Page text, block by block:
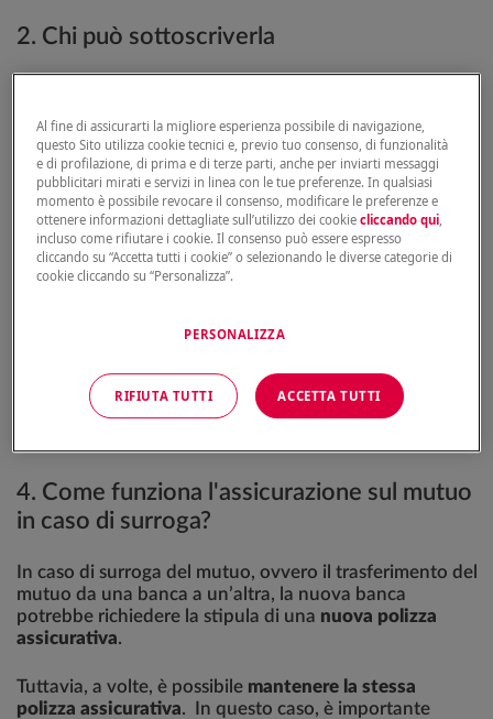
2. Chi può sottoscriverla
proprie esigenzee scegliere una polizza che offra la
copertura più adatta. Le polizze possono essere
sottoscritte sia al momento dell’accensione del mutuo
che successivamente.
3. Quando l'assicurazione sul mutuo è
obbligatoria?
L’assicurazione sul mutuo è obbligatoria in alcuni casi
sempre richiesta dalla banca
per proteggere l’immobile
da eventuali danni. Altre coperture, come la polizza
vita, sono facoltative ma fortemente consigliate per
4. Come funziona l'assicurazione sul mutuo
in caso di surroga?
In caso di surroga del mutuo, ovvero il trasferimento del
mutuo da una banca a un’altra, la nuova banca
potrebbe richiedere la stipula di una nuova polizza
assicurativa.
Tuttavia, a volte, è possibile mantenere la stessa
polizza assicurativa. In questo caso, è importante
Al fine di assicurarti la migliore esperienza possibile di navigazione,
questo Sito utilizza cookie tecnici e, previo tuo consenso, di funzionalità
e di profilazione, di prima e di terze parti, anche per inviarti messaggi
pubblicitari mirati e servizi in linea con le tue preferenze. In qualsiasi
momento è possibile revocare il consenso, modificare le preferenze e
ottenere informazioni dettagliate sull’utilizzo dei cookiecliccando qui,
incluso come rifiutare i cookie. Il consenso può essere espresso
cliccando su “Accetta tutti i cookie” o selezionando le diverse categorie di
cookie cliccando su “Personalizza”.
PERSONALIZZA
RIFIUTA TUTTI ACCETTA TUTTI